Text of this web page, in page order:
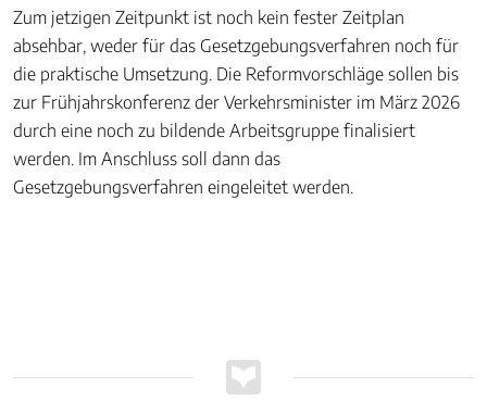
Zum jetzigen Zeitpunkt ist noch kein fester Zeitplan
absehbar, weder für das Gesetzgebungsverfahren noch für
die praktische Umsetzung. Die Reformvorschläge sollen bis
zur Frühjahrskonferenz der Verkehrsminister im März 2026
durch eine noch zu bildende Arbeitsgruppe finalisiert
werden. Im Anschluss soll dann das
Gesetzgebungsverfahren eingeleitet werden.